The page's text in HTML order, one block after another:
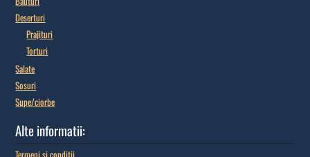
Deserturi
Prajituri
Torturi
Salate
Sosuri
Supe/ciorbe
Alte informatii: